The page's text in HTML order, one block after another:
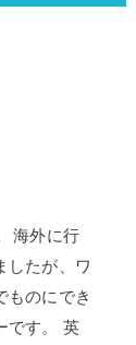
海外に行
したが、ワ
ものにでき
です。 英